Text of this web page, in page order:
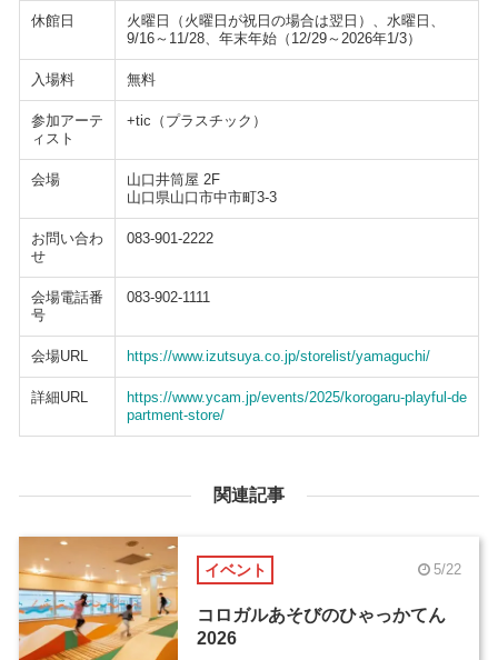
休館日
火曜日（火曜日が祝日の場合は翌日）、水曜日、
9/16～11/28、年末年始（12/29～2026年1/3）
入場料 無料
参加アーテ
ィスト
+tic（プラスチック）
会場
山口井筒屋 2F
山口県山口市中市町3-3
お問い合わ
せ
083-901-2222
会場電話番
号
083-902-1111
会場URL https://www.izutsuya.co.jp/storelist/yamaguchi/
詳細URL
https://www.ycam.jp/events/2025/korogaru-playful-de
partment-store/
関連記事
イベント 5/22
コロガルあそびのひゃっかてん
2026